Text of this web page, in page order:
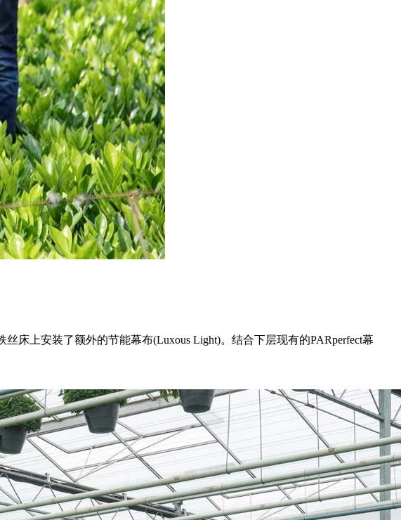
床上安装了额外的节能幕布(Luxous Light)。结合下层现有的PARperfect幕